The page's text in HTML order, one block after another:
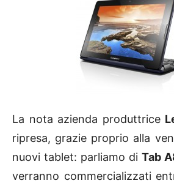
La nota azienda produttrice
ripresa, grazie proprio alla
nuovi tablet: parliamo di Tab
verranno commercializzati